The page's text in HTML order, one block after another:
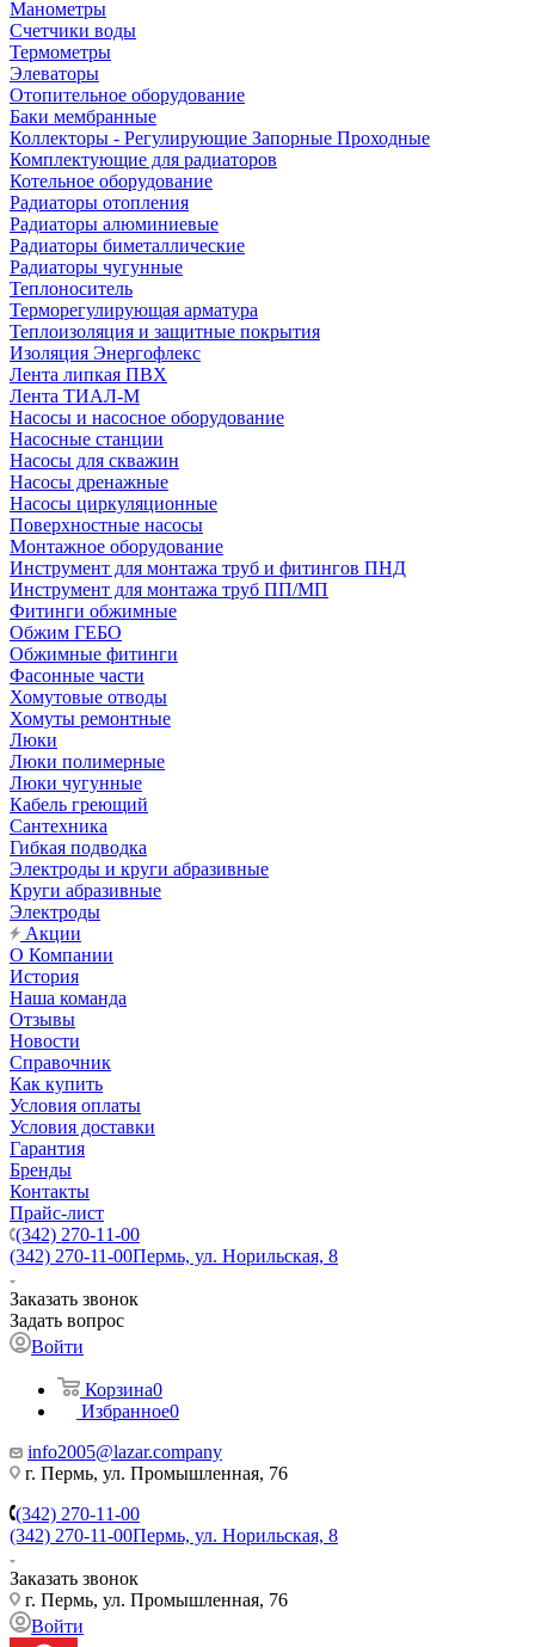
Манометры
Счетчики воды
Термометры
Элеваторы
Отопительное оборудование
Баки мембранные
Коллекторы - Регулирующие Запорные Проходные
Комплектующие для радиаторов
Котельное оборудование
Радиаторы отопления
Радиаторы алюминиевые
Радиаторы биметаллические
Радиаторы чугунные
Теплоноситель
Терморегулирующая арматура
Теплоизоляция и защитные покрытия
Изоляция Энергофлекс
Лента липкая ПВХ
Лента ТИАЛ-М
Насосы и насосное оборудование
Насосные станции
Насосы для скважин
Насосы дренажные
Насосы циркуляционные
Поверхностные насосы
Монтажное оборудование
Инструмент для монтажа труб и фитингов ПНД
Инструмент для монтажа труб ПП/МП
Фитинги обжимные
Обжим ГЕБО
Обжимные фитинги
Фасонные части
Хомутовые отводы
Хомуты ремонтные
Люки
Люки полимерные
Люки чугунные
Кабель греющий
Сантехника
Гибкая подводка
Электроды и круги абразивные
Круги абразивные
Электроды
Акции
О Компании
История
Наша команда
Отзывы
Новости
Справочник
Как купить
Условия оплаты
Условия доставки
Гарантия
Бренды
Контакты
Прайс-лист
(342) 270-11-00
(342) 270-11-00Пермь, ул. Норильская, 8
Заказать звонок
Задать вопрос
Войти
Корзина0
Избранное0
info2005@lazar.company
г. Пермь, ул. Промышленная, 76
(342) 270-11-00
(342) 270-11-00Пермь, ул. Норильская, 8
Заказать звонок
г. Пермь, ул. Промышленная, 76
Войти